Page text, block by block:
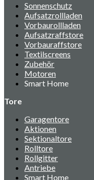
Sonnenschutz
Aufsatzrollladen
Vorbaurollladen
Aufsatzraffstore
Vorbauraffstore
Textilscreens
Zubehör
Motoren
Smart Home
Tore
Garagentore
Aktionen
Sektionaltore
Rolltore
Rollgitter
Antriebe
Smart Home